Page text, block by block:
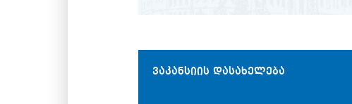
ᲕᲐᲙᲐᲜᲡᲘᲘᲡ ᲓᲐᲡᲐᲮᲔᲚᲔᲑᲐ